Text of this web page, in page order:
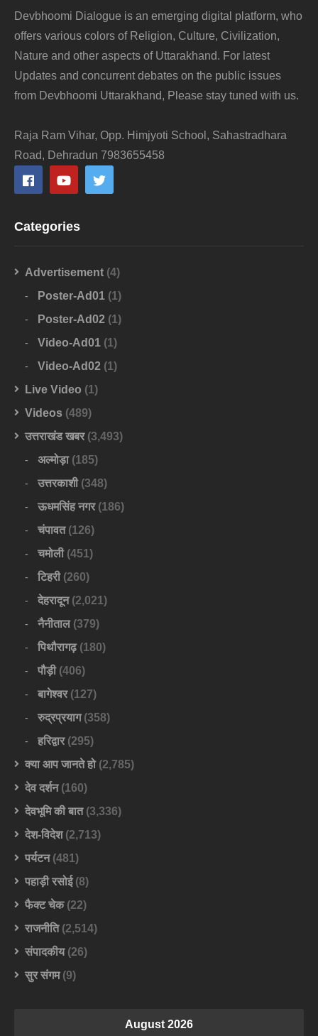
Devbhoomi Dialogue is an emerging digital platform, who
offers various colors of Religion, Culture, Civilization,
Nature and other aspects of Uttarakhand. For latest
Updates and concurrent debates on the public issues
from Devbhoomi Uttarakhand, Please stay tuned with us.
Raja Ram Vihar, Opp. Himjyoti School, Sahastradhara
Road, Dehradun 7983655458
Categories
Advertisement (4)
Poster-Ad01 (1)
Poster-Ad02 (1)
Video-Ad01 (1)
Video-Ad02 (1)
Live Video (1)
Videos (489)
उत्तराखंड खबर(3,493)
अल्मोड़ा(185)
उत्तरकाशी(348)
ऊधमसिंह नगर(186)
चंपावत(126)
चमोली(451)
टिहरी(260)
देहरादून(2,021)
नैनीताल(379)
पिथौरागढ़(180)
पौड़ी(406)
बागेश्वर(127)
रुद्रप्रयाग(358)
हरिद्वार(295)
क्या आप जानते हो(2,785)
देव दर्शन(160)
देवभूमि की बात(3,336)
देश-विदेश(2,713)
पर्यटन(481)
पहाड़ी रसोई(8)
फैक्ट चेक(22)
राजनीति(2,514)
संपादकीय(26)
सुर संगम(9)
August 2026